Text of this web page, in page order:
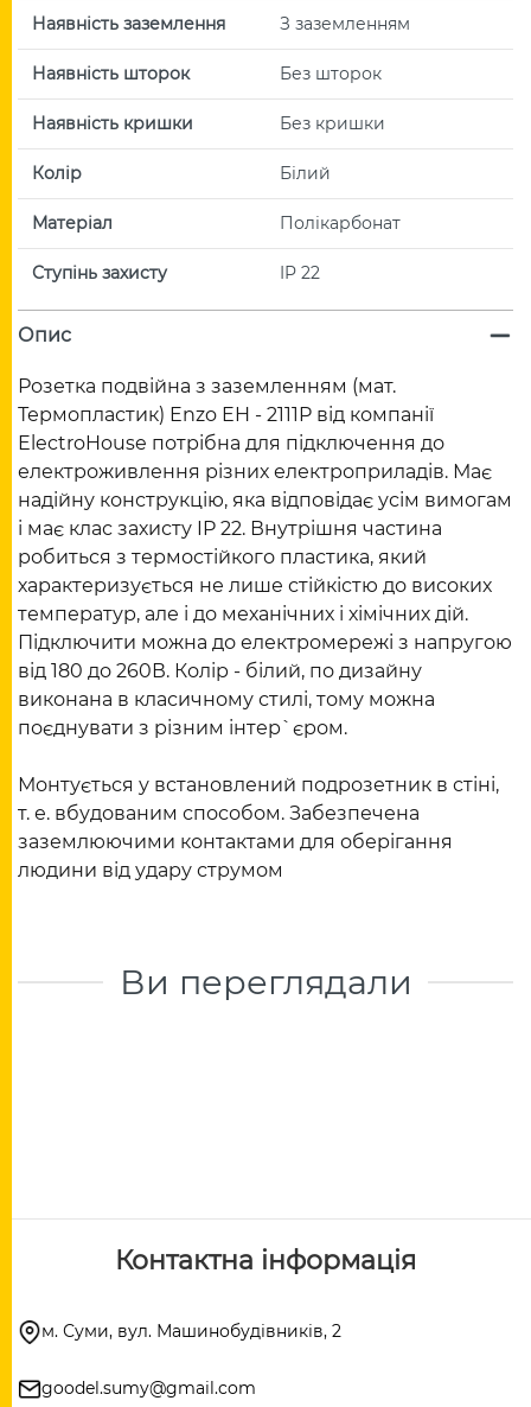
Наявність заземлення З заземленням
Наявність шторок Без шторок
Наявність кришки Без кришки
Колір Білий
Матеріал Полікарбонат
Ступінь захисту IP 22
Опис
Розетка подвійна з заземленням (мат.
Термопластик) Enzo EH - 2111P від компанії
ElectroHouse потрібна для підключення до
електроживлення різних електроприладів. Має
надійну конструкцію, яка відповідає усім вимогам
і має клас захисту IP 22. Внутрішня частина
робиться з термостійкого пластика, який
характеризується не лише стійкістю до високих
температур, але і до механічних і хімічних дій.
Підключити можна до електромережі з напругою
від 180 до 260В. Колір - білий, по дизайну
виконана в класичному стилі, тому можна
поєднувати з різним інтер`єром.
Монтується у встановлений подрозетник в стіні,
т. е. вбудованим способом. Забезпечена
заземлюючими контактами для оберігання
людини від удару струмом
Ви переглядали
Контактна інформація
м. Суми, вул. Машинобудівників, 2
goodel.sumy@gmail.com